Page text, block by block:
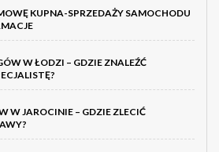
KUPNA-SPRZEDAŻY SAMOCHODU
W ŁODZI – GDZIE ZNALEŹĆ
W JAROCINIE – GDZIE ZLECIĆ